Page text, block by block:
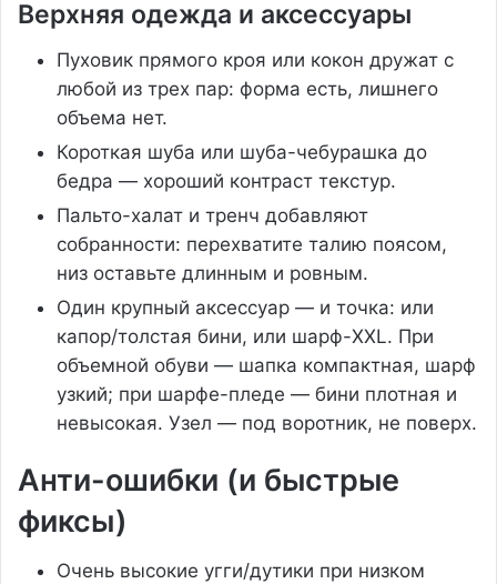
Верхняя одежда и аксессуары
Пуховик прямого кроя или кокон дружат с
любой из трех пар: форма есть, лишнего
объема нет.
Короткая шуба или шуба-чебурашка до
бедра — хороший контраст текстур.
Пальто-халат и тренч добавляют
собранности: перехватите талию поясом,
низ оставьте длинным и ровным.
Один крупный аксессуар — и точка: или
капор/толстая бини, или шарф-XXL. При
объемной обуви — шапка компактная, шарф
узкий; при шарфе-пледе — бини плотная и
невысокая. Узел — под воротник, не поверх.
Анти-ошибки (и быстрые
фиксы)
Очень высокие угги/дутики при низком